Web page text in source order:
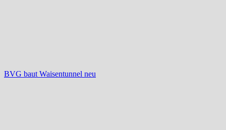
BVG baut Waisentunnel neu